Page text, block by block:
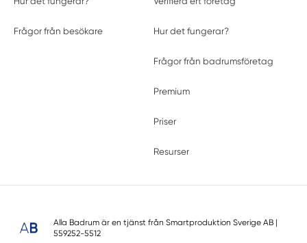
Frågor från besökare Hur det fungerar?
Frågor från badrumsföretag
Premium
Priser
Resurser
Alla Badrum är en tjänst från Smartproduktion Sverige AB|
559252-5512